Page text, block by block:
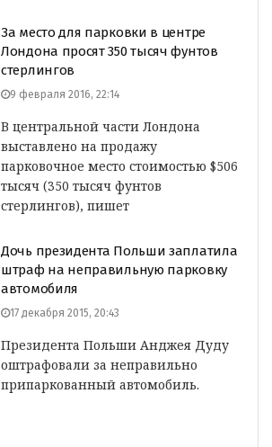
За место для парковки в центре
Лондона просят 350 тысяч фунтов
стерлингов
9 февраля 2016, 22:14
В центральной части Лондона
выставлено на продажу
парковочное место стоимостью $506
тысяч (350 тысяч фунтов
стерлингов), пишет
Дочь президента Польши заплатила
штраф на неправильную парковку
автомобиля
17 декабря 2015, 20:43
Президента Польши Анджея Дуду
оштрафовали за неправильно
припаркованный автомобиль.